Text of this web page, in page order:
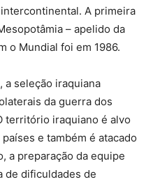
A primeira
– apelido da
o Mundial foi em 1986.
a seleção iraquiana
da guerra dos
território iraquiano é alvo
e também é atacado
a preparação da equipe
de dificuldades de